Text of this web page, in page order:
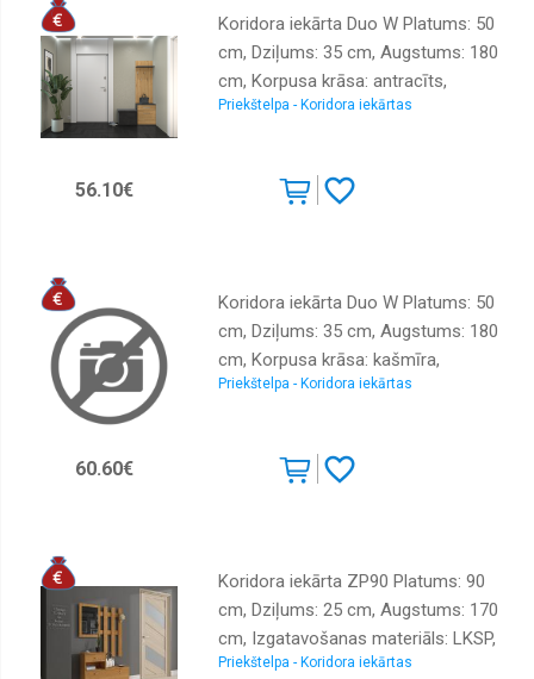
Koridora iekārta Duo W Platums: 50
cm, Dziļums: 35 cm, Augstums: 180
cm, Korpusa krāsa: antracīts,
Elementu krāsa: ozols artisan,
Ar spoguli: nē, Ar pakaramo: 1, Ar
Priekštelpa - Koridora iekārtas
56.10€
Koridora iekārta Duo W Platums: 50
cm, Dziļums: 35 cm, Augstums: 180
cm, Korpusa krāsa: kašmīra,
Elementu krāsa: kašmīrs,
Ar spoguli: nē, Ar pakaramo: 1, Ar
Priekštelpa - Koridora iekārtas
60.60€
Koridora iekārta ZP90 Platums: 90
cm, Dziļums: 25 cm, Augstums: 170
cm, Izgatavošanas materiāls: LKSP,
Virsma: matēta, Elementu skaits: 2,
Priekštelpa - Koridora iekārtas